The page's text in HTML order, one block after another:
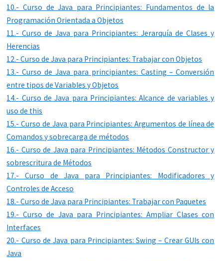
10.- Curso de Java para Principiantes: Fundamentos de la
Programación Orientada a Objetos
11.- Curso de Java para Principiantes: Jerarquía de Clases y
Herencias
12.- Curso de Java para Principiantes: Trabajar con Objetos
13.- Curso de Java para principiantes: Casting – Conversión
entre tipos de Variables y Objetos
14.- Curso de Java para Principiantes: Alcance de variables y
uso de this
15.- Curso de Java para Principiantes: Argumentos de línea de
Comandos y sobrecarga de métodos
16.- Curso de Java para Principiantes: Métodos Constructor y
sobrescritura de Métodos
17.- Curso de Java para Principiantes: Modificadores y
Controles de Acceso
18.- Curso de Java para Principiantes: Trabajar con Paquetes
19.- Curso de Java para Principiantes: Ampliar Clases con
Interfaces
20.- Curso de Java para Principiantes: Swing – Crear GUIs con
Java